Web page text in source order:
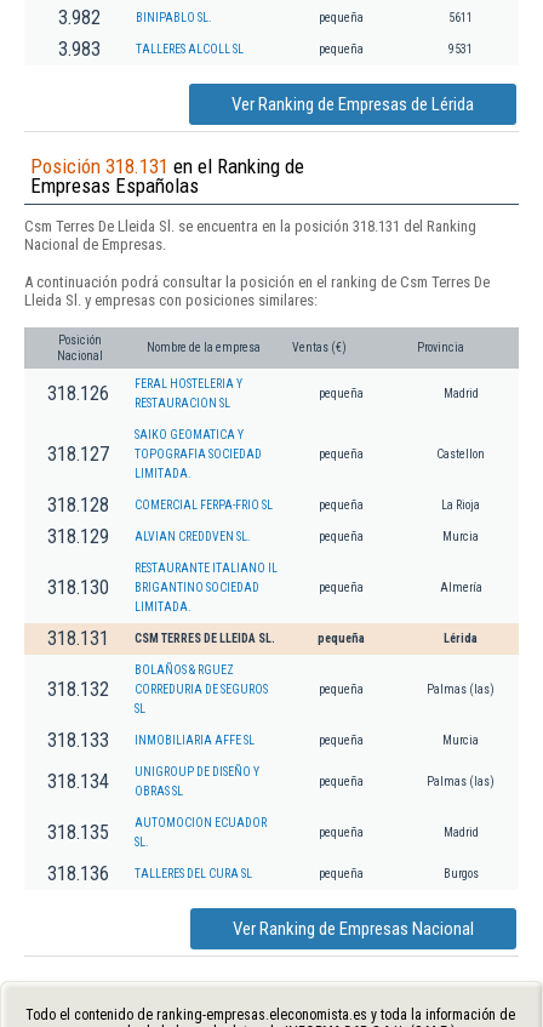
3.982 BINIPABLO SL. pequeña 5611
3.983 TALLERES ALCOLL SL pequeña 9531
Ver Ranking de Empresas de Lérida
Posición 318.131 en el Ranking de
Empresas Españolas
Csm Terres De Lleida Sl. se encuentra en la posición 318.131 del Ranking
Nacional de Empresas.
A continuación podrá consultar la posición en el ranking de Csm Terres De
Lleida Sl. y empresas con posiciones similares:
Posición
Nacional
Nombre de la empresa Ventas (€) Provincia
318.126
FERAL HOSTELERIA Y
RESTAURACION SL
pequeña Madrid
318.127
SAIKO GEOMATICA Y
TOPOGRAFIA SOCIEDAD
LIMITADA.
pequeña Castellon
318.128 COMERCIAL FERPA-FRIO SL pequeña La Rioja
318.129 ALVIAN CREDDVEN SL. pequeña Murcia
318.130
RESTAURANTE ITALIANO IL
BRIGANTINO SOCIEDAD
LIMITADA.
pequeña Almería
318.131 CSM TERRES DE LLEIDA SL. pequeña Lérida
318.132
BOLAÑOS & RGUEZ
CORREDURIA DE SEGUROS
SL
pequeña Palmas (las)
318.133 INMOBILIARIA AFFE SL pequeña Murcia
318.134
UNIGROUP DE DISEÑO Y
OBRAS SL
pequeña Palmas (las)
318.135
AUTOMOCION ECUADOR
SL.
pequeña Madrid
318.136 TALLERES DEL CURA SL pequeña Burgos
Ver Ranking de Empresas Nacional
Todo el contenido de ranking-empresas.eleconomista.es y toda la información de